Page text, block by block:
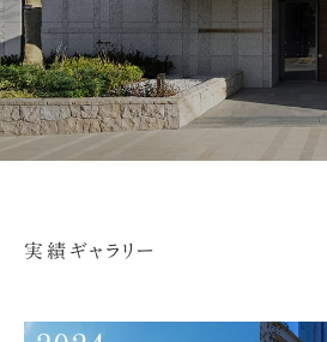
実績ギャラリー